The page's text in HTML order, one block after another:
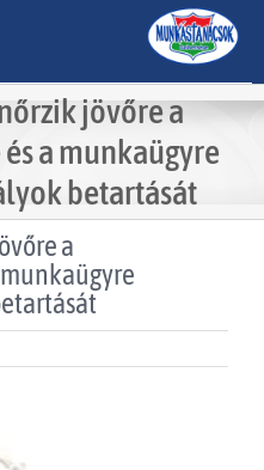
jövőre a
a munkaügyre
betartását
a